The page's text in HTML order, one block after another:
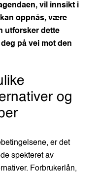
vil innsikt i
oppnås, være
utforsker dette
på vei mot den
og
er det
spekteret av
Forbrukerlån,